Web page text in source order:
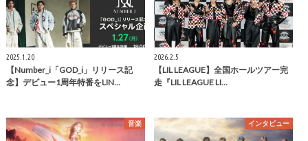
2025.1.20
【Number_i「GOD_i」リリース記
念】デビュー1周年特番をLIN…
2026.2.5
【LIL LEAGUE】全国ホールツアー完
走『LIL LEAGUE LI…
音楽 インタビュー